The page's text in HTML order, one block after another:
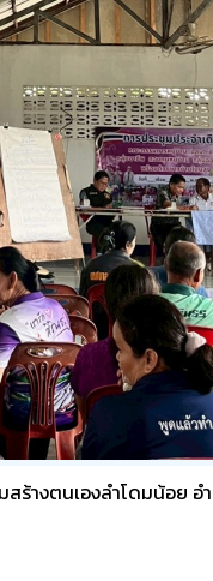
างตนเองลำโดมน้อย อ